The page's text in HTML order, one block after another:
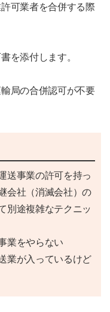
可業者を合併する際
を添付します。
局の合併認可が不要
送事業の許可を持っ
会社（消滅会社）の
別途複雑なテクニッ
業をやらない
業が入っているけど